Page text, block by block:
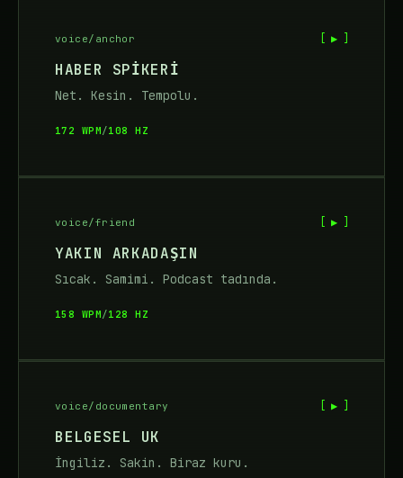
voice/anchor [ ▶ ]
HABER SPIKERI
Net. Kesin. Tempolu.
172 WPM/108 HZ
voice/friend [ ▶ ]
YAKIN ARKADAŞIN
Sıcak. Samimi. Podcast tadında.
158 WPM/128 HZ
voice/documentary [ ▶ ]
BELGESEL UK
İngiliz. Sakin. Biraz kuru.